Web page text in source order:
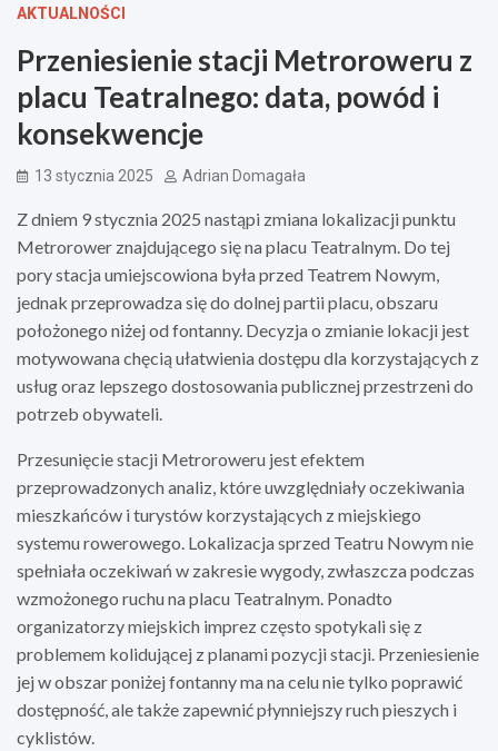
AKTUALNOŚCI
Przeniesienie stacji Metroroweru z
placu Teatralnego: data, powód i
konsekwencje
13 stycznia 2025 Adrian Domagała
Z dniem 9 stycznia 2025 nastąpi zmiana lokalizacji punktu
Metrorower znajdującego się na placu Teatralnym. Do tej
pory stacja umiejscowiona była przed Teatrem Nowym,
jednak przeprowadza się do dolnej partii placu, obszaru
położonego niżej od fontanny. Decyzja o zmianie lokacji jest
motywowana chęcią ułatwienia dostępu dla korzystających z
usług oraz lepszego dostosowania publicznej przestrzeni do
potrzeb obywateli.
Przesunięcie stacji Metroroweru jest efektem
przeprowadzonych analiz, które uwzględniały oczekiwania
mieszkańców i turystów korzystających z miejskiego
systemu rowerowego. Lokalizacja sprzed Teatru Nowym nie
spełniała oczekiwań w zakresie wygody, zwłaszcza podczas
wzmożonego ruchu na placu Teatralnym. Ponadto
organizatorzy miejskich imprez często spotykali się z
problemem kolidującej z planami pozycji stacji. Przeniesienie
jej w obszar poniżej fontanny ma na celu nie tylko poprawić
dostępność, ale także zapewnić płynniejszy ruch pieszych i
cyklistów.